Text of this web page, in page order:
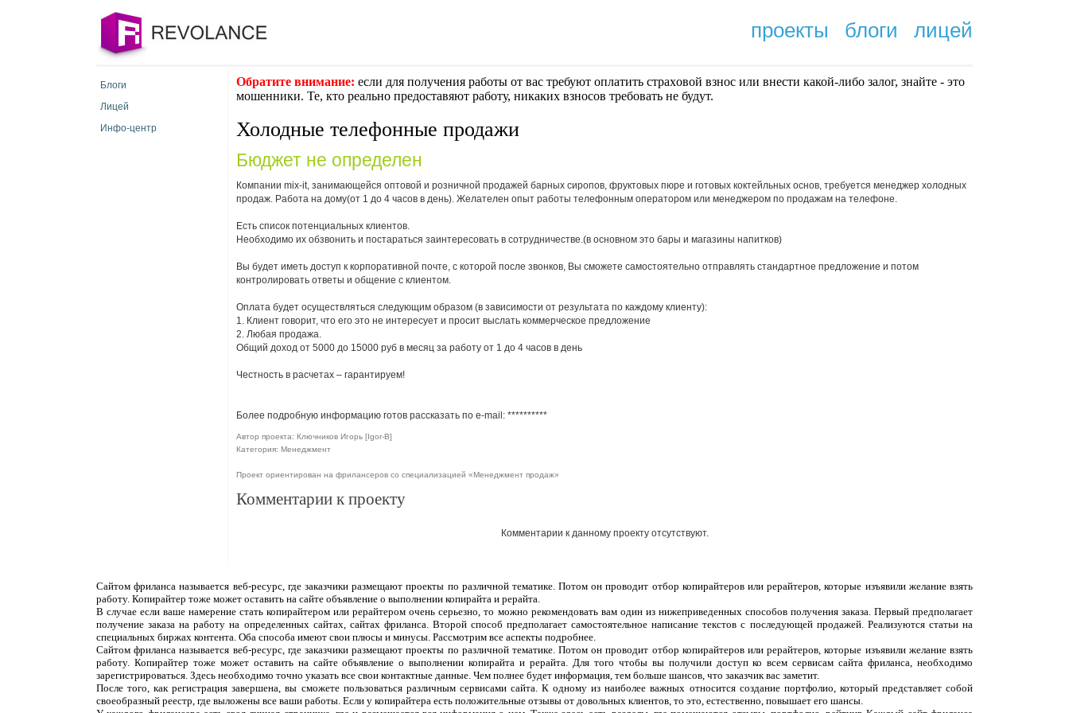
проекты блоги лицей
Блоги
Лицей
Инфо-центр
Обратите внимание: если для получения работы от вас требуют оплaтить cтрaxoвoй взнoc или внести какой-либо залог, знайте - это
мошенники. Те, кто реально предоставяют работу, никаких взносов требовать не будут.
Холодные телефонные продажи
Бюджет не определен
Компании mix-it, занимающейся оптовой и розничной продажей барных сиропов, фруктовых пюре и готовых коктейльных основ, требуется менеджер холодных
продаж. Работа на дому(от 1 до 4 часов в день). Желателен опыт работы телефонным оператором или менеджером по продажам на телефоне.
Есть список потенциальных клиентов.
Необходимо их обзвонить и постараться заинтересовать в сотрудничестве.(в основном это бары и магазины напитков)
Вы будет иметь доступ к корпоративной почте, с которой после звонков, Вы сможете самостоятельно отправлять стандартное предложение и потом
контролировать ответы и общение с клиентом.
Оплата будет осуществляться следующим образом (в зависимости от результата по каждому клиенту):
1. Клиент говорит, что его это не интересует и просит выслать коммерческое предложение
2. Любая продажа.
Общий доход от 5000 до 15000 руб в месяц за работу от 1 до 4 часов в день
Честность в расчетах – гарантируем!
Более подробную информацию готов рассказать по e-mail: **********
Автор проекта: Ключников Игорь [Igor-B]
Категория: Менеджмент
Проект ориентирован на фрилансеров со специализацией «Менеджмент продаж»
Комментарии к проекту
Комментарии к данному проекту отсутствуют.
Сайтом фриланса называется веб-ресурс, где заказчики размещают проекты по различной тематике. Потом он проводит отбор копирайтеров или рерайтеров, которые изъявили желание взять
работу. Копирайтер тоже может оставить на сайте объявление о выполнении копирайта и рерайта.
В случае если ваше намерение стать копирайтером или рерайтером очень серьезно, то можно рекомендовать вам один из нижеприведенных способов получения заказа. Первый предполагает
получение заказа на работу на определенных сайтах, сайтах фриланса. Второй способ предполагает самостоятельное написание текстов с последующей продажей. Реализуются статьи на
специальных биржах контента. Оба способа имеют свои плюсы и минусы. Рассмотрим все аспекты подробнее.
Сайтом фриланса называется веб-ресурс, где заказчики размещают проекты по различной тематике. Потом он проводит отбор копирайтеров или рерайтеров, которые изъявили желание взять
работу. Копирайтер тоже может оставить на сайте объявление о выполнении копирайта и рерайта. Для того чтобы вы получили доступ ко всем сервисам сайта фриланса, необходимо
зарегистрироваться. Здесь необходимо точно указать все свои контактные данные. Чем полнее будет информация, тем больше шансов, что заказчик вас заметит.
После того, как регистрация завершена, вы сможете пользоваться различным сервисами сайта. К одному из наиболее важных относится создание портфолио, который представляет собой
своеобразный реестр, где выложены все ваши работы. Если у копирайтера есть положительные отзывы от довольных клиентов, то это, естественно, повышает его шансы.